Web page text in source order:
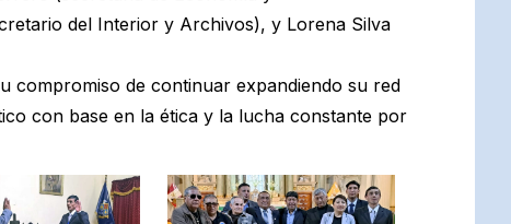
del Interior y Archivos), y Lorena Silva
compromiso de continuar expandiendo su red
con base en la ética y la lucha constante por